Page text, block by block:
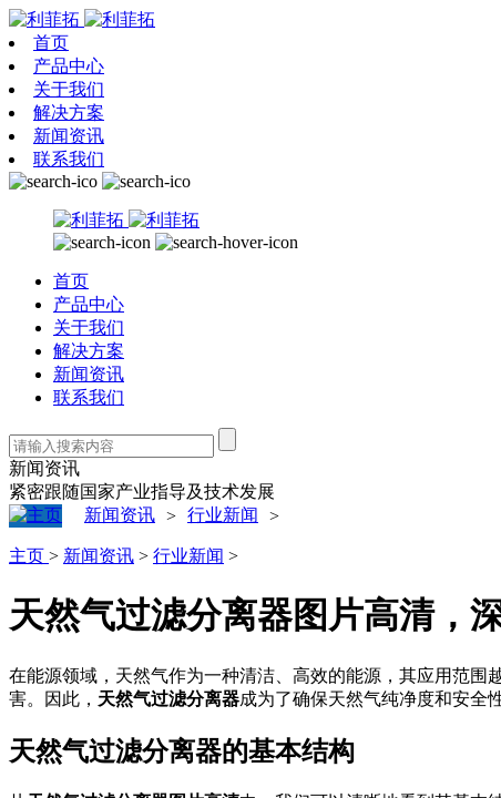
首页
产品中心
关于我们
解决方案
新闻资讯
联系我们
首页
产品中心
关于我们
解决方案
新闻资讯
联系我们
新闻资讯
紧密跟随国家产业指导及技术发展
新闻资讯 > 行业新闻 >
主页 > 新闻资讯 > 行业新闻 >
天然气过滤分离器图片高清，
在能源领域，天然气作为一种清洁、高效的能源，其应用范
害。因此， 天然气过滤分离器成为了确保天然气纯净度和安全
天然气过滤分离器的基本结构